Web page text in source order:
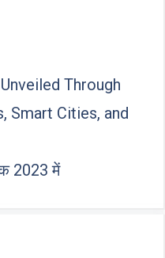
Through
Smart Cities, and
2023 में